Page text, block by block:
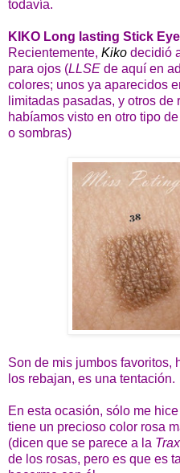
todavía.
KIKO Long lasting Stick
Recientemente, Kiko decidió
para ojos (LLSE de aquí en
colores; unos ya aparecidos
limitadas pasadas, y otros
habíamos visto en otro tipo
o sombras)
Son de mis jumbos favoritos,
los rebajan, es una tentación.
En esta ocasión, sólo me hice
tiene un precioso color rosa
(dicen que se parece a la Trax
de los rosas, pero es que es